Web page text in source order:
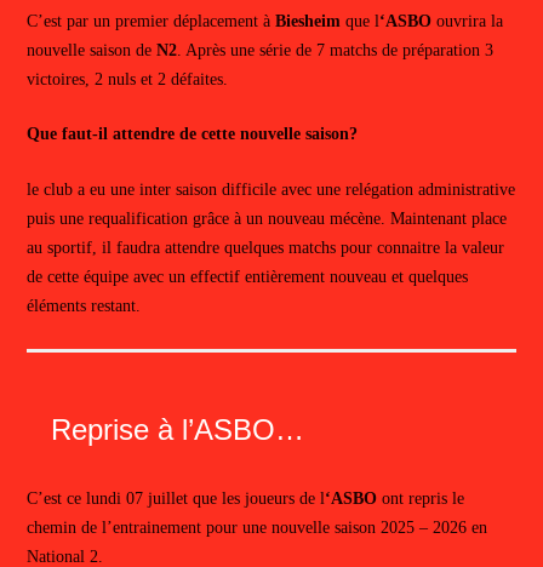
C’est par un premier déplacement à Biesheim que l‘ASBOouvrira la
nouvelle saison deN2. Après une série de 7 matchs de préparation 3
victoires, 2 nuls et 2 défaites.
Que faut-il attendre de cette nouvelle saison?
le club a eu une inter saison difficile avec une relégation administrative
puis une requalification grâce à un nouveau mécène. Maintenant place
au sportif, il faudra attendre quelques matchs pour connaitre la valeur
de cette équipe avec un effectif entièrement nouveau et quelques
éléments restant.
Reprise à l’ASBO…
C’est ce lundi 07 juillet que les joueurs de l‘ASBOont repris le
chemin de l’entrainement pour une nouvelle saison 2025 – 2026 en
National 2.